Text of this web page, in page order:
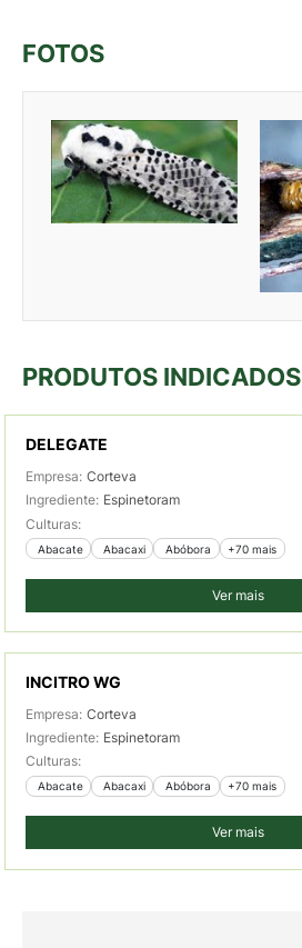
FOTOS
PRODUTOS INDICADOS
DELEGATE
Empresa: Corteva
Ingrediente: Espinetoram
Culturas:
Abacate Abacaxi Abóbora +70 mais
Ver mais
INCITRO WG
Empresa: Corteva
Ingrediente: Espinetoram
Culturas:
Abacate Abacaxi Abóbora +70 mais
Ver mais